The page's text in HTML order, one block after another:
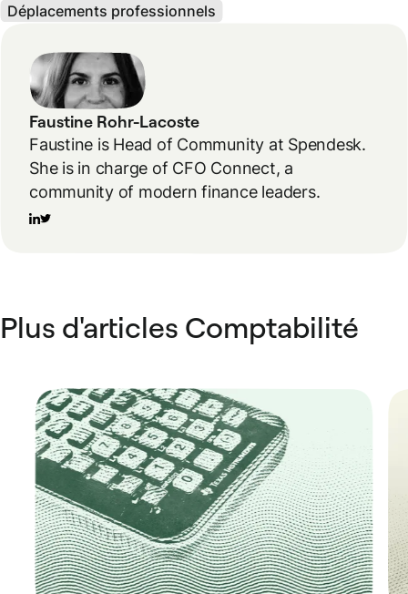
Déplacements professionnels
Faustine Rohr-Lacoste
Faustine is Head of Community at Spendesk.
She is in charge of CFO Connect, a
community of modern finance leaders.
Plus d'articles Comptabilité